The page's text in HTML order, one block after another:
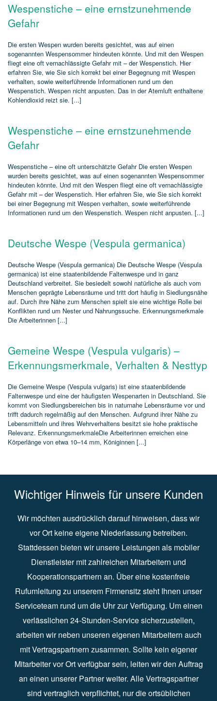
Wespenstiche – eine ernstzunehmende
Gefahr
Die ersten Wespen wurden bereits gesichtet, was auf einen
sogenannten Wespensommer hindeuten könnte. Und mit den Wespen
fliegt eine oft vernachlässigte Gefahr mit – der Wespenstich. Hier
erfahren Sie, wie Sie sich korrekt bei einer Begegnung mit Wespen
verhalten, sowie weiterführende Informationen rund um den
Wespenstich. Wespen nicht anpusten. Das in der Atemluft enthaltene
Kohlendioxid reizt sie. [...]
Wespenstiche – eine ernstzunehmende
Gefahr
Wespenstiche – eine oft unterschätzte Gefahr Die ersten Wespen
wurden bereits gesichtet, was auf einen sogenannten Wespensommer
hindeuten könnte. Und mit den Wespen fliegt eine oft vernachlässigte
Gefahr mit – der Wespenstich. Hier erfahren Sie, wie Sie sich korrekt
bei einer Begegnung mit Wespen verhalten, sowie weiterführende
Informationen rund um den Wespenstich. Wespen nicht anpusten. [...]
Deutsche Wespe (Vespula germanica)
Deutsche Wespe (Vespula germanica) Die Deutsche Wespe (Vespula
germanica) ist eine staatenbildende Faltenwespe und in ganz
Deutschland verbreitet. Sie besiedelt sowohl natürliche als auch vom
Menschen geprägte Lebensräume und tritt dort häufig in Siedlungsnähe
auf. Durch ihre Nähe zum Menschen spielt sie eine wichtige Rolle bei
Konflikten rund um Nester und Nahrungssuche. Erkennungsmerkmale
Die Arbeiterinnen [...]
Gemeine Wespe (Vespula vulgaris) –
Erkennungsmerkmale, Verhalten & Nesttyp
Die Gemeine Wespe (Vespula vulgaris) ist eine staatenbildende
Faltenwespe und eine der häufigsten Wespenarten in Deutschland. Sie
kommt von Siedlungsbereichen bis in naturnahe Lebensräume vor und
trifft dadurch regelmäßig auf den Menschen. Aufgrund ihrer Nähe zu
Lebensmitteln und ihres Wehrverhaltens besitzt sie hohe praktische
Relevanz. ErkennungsmerkmaleDie Arbeiterinnen erreichen eine
Körperlänge von etwa 10–14 mm, Königinnen [...]
Wichtiger Hinweis für unsere Kunden
Wir möchten ausdrücklich darauf hinweisen, dass wir
vor Ort keine eigene Niederlassung betreiben.
Stattdessen bieten wir unsere Leistungen als mobiler
Dienstleister mit zahlreichen Mitarbeitern und
Kooperationspartnern an. Über eine kostenfreie
Rufumleitung zu unserem Firmensitz steht Ihnen unser
Serviceteam rund um die Uhr zur Verfügung. Um einen
verlässlichen 24-Stunden-Service sicherzustellen,
arbeiten wir neben unseren eigenen Mitarbeitern auch
mit Vertragspartnern zusammen. Sollte kein eigener
Mitarbeiter vor Ort verfügbar sein, leiten wir den Auftrag
an einen unserer Partner weiter. Alle Vertragspartner
sind vertraglich verpflichtet, nur die ortsüblichen